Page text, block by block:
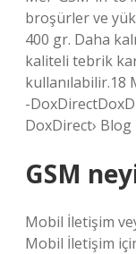
broşürler ve
400 gr. Daha
kaliteli tebrik
kullanılabilir.18
-
DoxDirect›
GSM
Mobil İletişim
Mobil İletişim